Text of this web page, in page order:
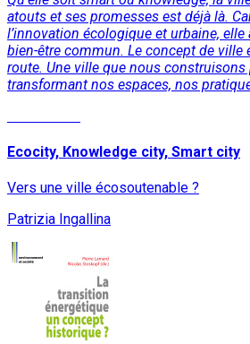
atouts et ses promesses est déjà là.
l’innovation écologique et urbaine,
bien-être commun. Le concept de ville
route. Une ville que nous
transformant nos espaces, nos
Ecocity, Knowledge city, Smart city
Vers une ville écosoutenable ?
Patrizia Ingallina